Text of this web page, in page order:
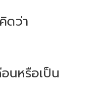
ดว่า
นหรือเป็น